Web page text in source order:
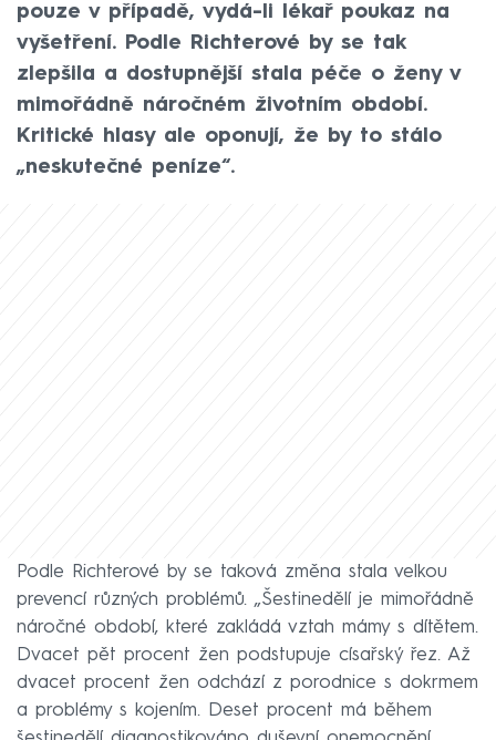
pouze v případě, vydá-li lékař poukaz na
vyšetření. Podle Richterové by se tak
zlepšila a dostupnější stala péče o ženy v
mimořádně náročném životním období.
Kritické hlasy ale oponují, že by to stálo
„neskutečné peníze“.
Podle Richterové by se taková změna stala velkou
prevencí různých problémů. „Šestinedělí je mimořádně
náročné období, které zakládá vztah mámy s dítětem.
Dvacet pět procent žen podstupuje císařský řez. Až
dvacet procent žen odchází z porodnice s dokrmem
a problémy s kojením. Deset procent má během